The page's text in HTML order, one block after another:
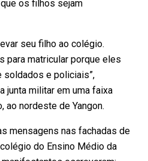
os filhos sejam
seu filho ao colégio.
para matricular porque eles
e policiais”,
junta militar em uma faixa
ao nordeste de Yangon.
mensagens nas fachadas de
do Ensino Médio da